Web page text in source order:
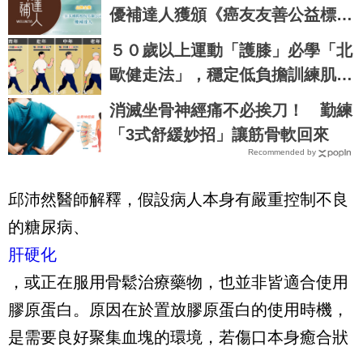
優補達人獲頒《癌友友善公益標
５０歲以上運動「護膝」必學「北
歐健走法」，穩定低負擔訓練肌
肉、消耗熱量｜每日健康Health
消滅坐骨神經痛不必挨刀！ 勤練
「3式舒緩妙招」讓筋骨軟回來
Recommended by
邱沛然醫師解釋，假設病人本身有嚴重控制不良
的糖尿病、
肝硬化
，或正在服用骨鬆治療藥物，也並非皆適合使用
膠原蛋白。原因在於置放膠原蛋白的使用時機，
是需要良好聚集血塊的環境，若傷口本身癒合狀